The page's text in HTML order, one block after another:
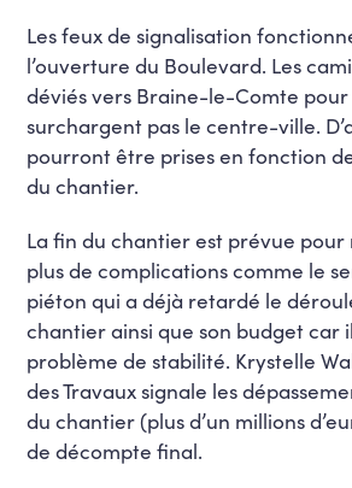
Les feux de signalisation
l’ouverture du Boulevard. Les
déviés vers Braine-le-Comte pour
surchargent pas le centre-ville.
pourront être prises en fonction
du chantier.
La fin du chantier est prévue pour
plus de complications comme le
piéton qui a déjà retardé le
chantier ainsi que son budget car
problème de stabilité. Krystelle
des Travaux signale les
du chantier (plus d’un millions
de décompte final.